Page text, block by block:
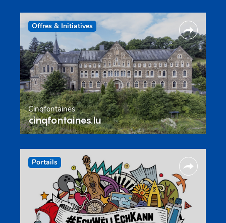
Offres & Initiatives
Cinqfontaines
cinqfontaines.lu
Portails